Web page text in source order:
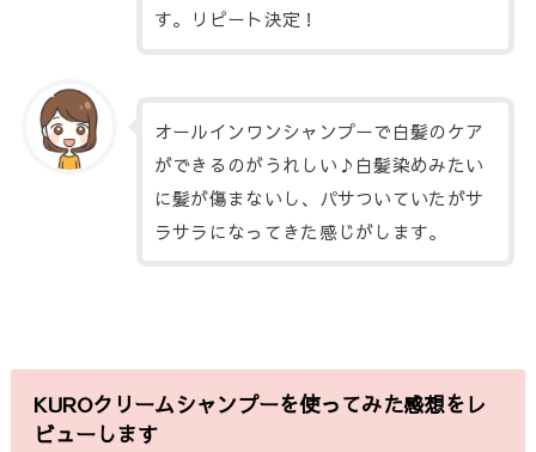
す。リピート決定！
オールインワンシャンプーで白髪のケア
ができるのがうれしい♪白髪染めみたい
に髪が傷まないし、パサついていたがサ
ラサラになってきた感じがします。
KUROクリームシャンプーを使ってみた感想をレ
ビューします